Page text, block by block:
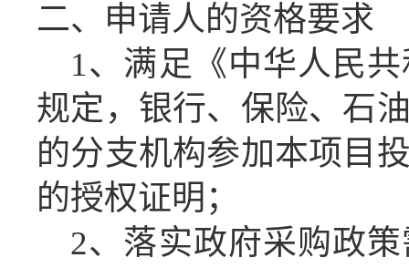
二、申请人的资格要求
1、满足《中华人民
规定，银行、保险、石
的分支机构参加本项目
的授权证明；
2、落实政府采购政